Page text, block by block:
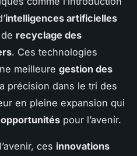
intelligences artificielles
recyclage des
. Ces technologies
meilleure gestion des
précision dans le tri des
en pleine expansion qui
pour l’avenir.
ces innovations